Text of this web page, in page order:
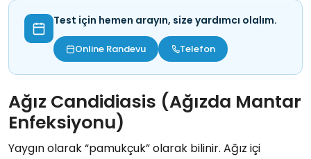
Test için hemen arayın, size yardımcı olalım.
Online Randevu Telefon
Ağız Candidiasis (Ağızda Mantar
Enfeksiyonu)
Yaygın olarak “pamukçuk” olarak bilinir. Ağız içi